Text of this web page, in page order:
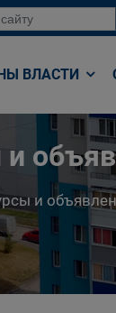
ВЛАСТИ
и